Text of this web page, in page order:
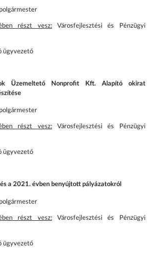
részt vesz:Városfejlesztési és Pénzügyi
ügyvezető
Üzemeltető Nonprofit Kft. Alapító okirat
részt vesz:Városfejlesztési és Pénzügyi
ügyvezető
a 2021. évben benyújtott pályázatokról
részt vesz:Városfejlesztési és Pénzügyi
ügyvezető